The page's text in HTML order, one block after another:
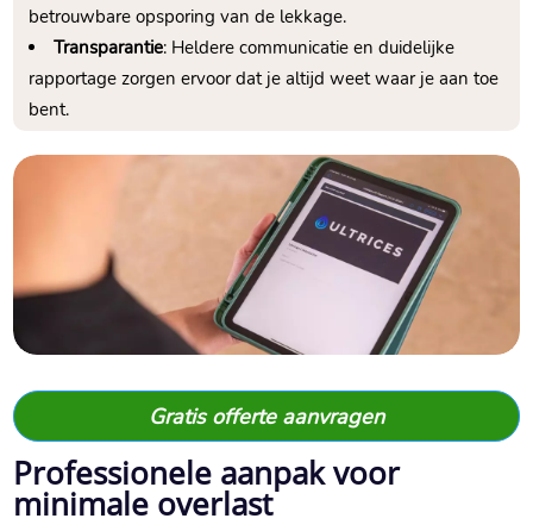
betrouwbare opsporing van de lekkage.
Transparantie: Heldere communicatie en duidelijke
rapportage zorgen ervoor dat je altijd weet waar je aan toe
bent.
Gratis offerte aanvragen
Professionele aanpak voor
minimale overlast